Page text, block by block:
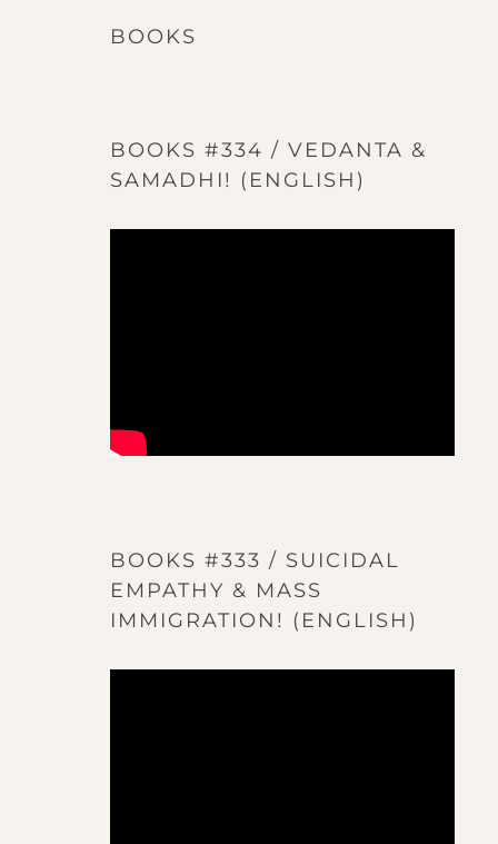
BOOKS
BOOKS #334 / VEDANTA &
SAMADHI! (ENGLISH)
BOOKS #333 / SUICIDAL
EMPATHY & MASS
IMMIGRATION! (ENGLISH)